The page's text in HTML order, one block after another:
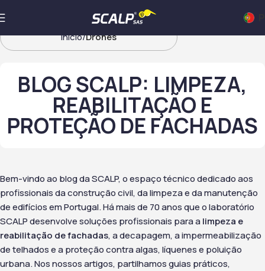
Início Drones
BLOG SCALP: LIMPEZA,
REABILITAÇÃO E
PROTEÇÃO DE FACHADAS
Bem-vindo ao blog da SCALP, o espaço técnico dedicado aos
profissionais da construção civil, da limpeza e da manutenção
de edifícios em Portugal. Há mais de 70 anos que o laboratório
SCALP desenvolve soluções profissionais para a limpeza e
reabilitação de fachadas, a decapagem, a impermeabilização
de telhados e a proteção contra algas, líquenes e poluição
urbana. Nos nossos artigos, partilhamos guias práticos,